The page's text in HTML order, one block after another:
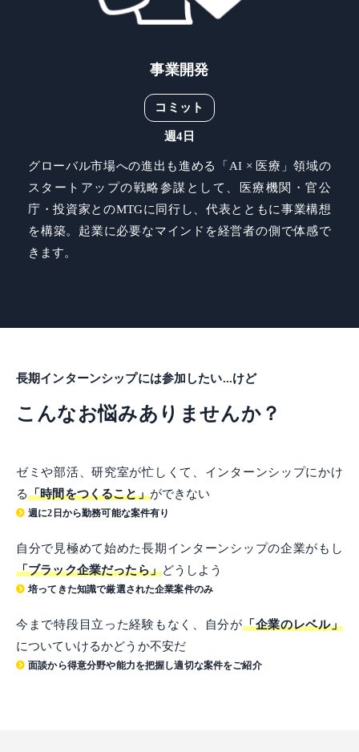
事業開発
コミット
週4日
グローバル市場への進出も進める「AI × 医療」領域の
スタートアップの戦略参謀として、医療機関・官公
庁・投資家とのMTGに同行し、代表とともに事業構想
を構築。起業に必要なマインドを経営者の側で体感で
きます。
長期インターンシップには参加したい...けど
こんなお悩みありませんか？
ゼミや部活、研究室が忙しくて、インターンシップにかけ
る「時間をつくること」ができない
週に2日から勤務可能な案件有り
自分で見極めて始めた長期インターンシップの企業がもし
「ブラック企業だったら」どうしよう
培ってきた知識で厳選された企業案件のみ
今まで特段目立った経験もなく、自分が「企業のレベル」
についていけるかどうか不安だ
面談から得意分野や能力を把握し適切な案件をご紹介